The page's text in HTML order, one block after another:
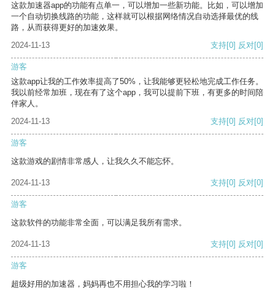
这款加速器app的功能有点单一，可以增加一些新功能。比如，可以增加
一个自动切换线路的功能，这样就可以根据网络情况自动选择最优的线
路，从而获得更好的加速效果。
2024-11-13
支持[0] 反对[0]
游客
这款app让我的工作效率提高了50%，让我能够更轻松地完成工作任务。
我以前经常加班，现在有了这个app，我可以提前下班，有更多的时间陪
伴家人。
2024-11-13
支持[0] 反对[0]
游客
这款游戏的剧情非常感人，让我久久不能忘怀。
2024-11-13 支持[0] 反对[0]
游客
这款软件的功能非常全面，可以满足我所有需求。
2024-11-13 支持[0] 反对[0]
游客
超级好用的加速器，妈妈再也不用担心我的学习啦！